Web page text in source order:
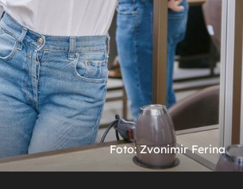
Foto: Zvonimir Ferina